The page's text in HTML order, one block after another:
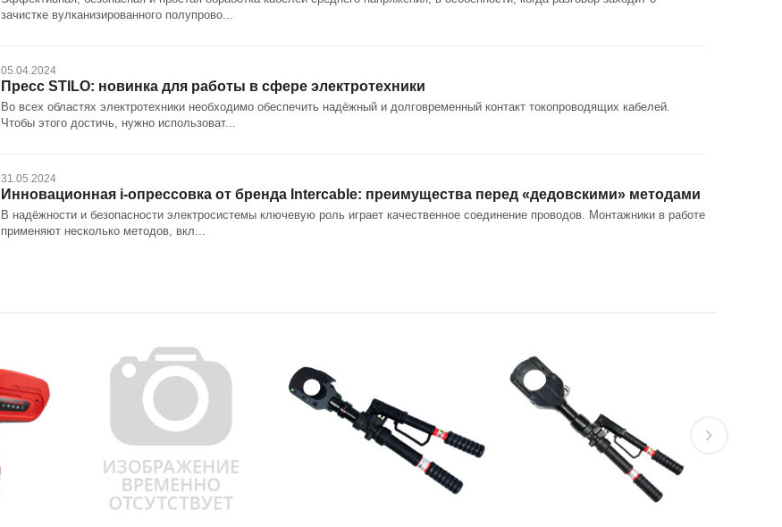
зачистке вулканизированного полупрово...
05.04.2024
Пресс STILO: новинка для работы в сфере электротехники
Во всех областях электротехники необходимо обеспечить надёжный и долговременный контакт токопроводящих кабелей.
Чтобы этого достичь, нужно использоват...
31.05.2024
Инновационная i-опрессовка от бренда Intercable: преимущества перед «дедовскими» методами
В надёжности и безопасности электросистемы ключевую роль играет качественное соединение проводов. Монтажники в работе
применяют несколько методов, вкл...